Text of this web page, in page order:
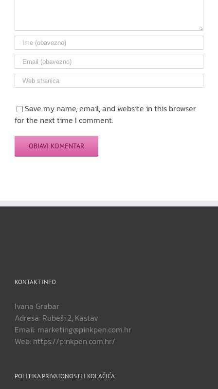
Save my name, email, and website in this browser
for the next time I comment.
KONTAKT INFO
Ivana Grabar
Adresa: Rubeši 2, Kastav
Email: marketing@pinkpen.com.hr
Web: https://pinkpen.com.hr/
POLITIKA PRIVATONOSTI I KOLAČIĆA